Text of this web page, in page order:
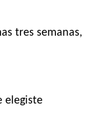
tres semanas,
elegiste